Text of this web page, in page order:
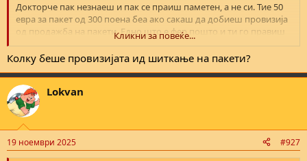
Докторче пак незнаеш и пак се праиш паметен, а не си. Тие 50
евра за пакет од 300 поена беа ако сакаш да добиеш провизија
од продажба на пакети. Едно што е фер пошто и ти го правиш
истото што им го шиткаш на другите, второ за да ги вратиш тие
300 треба да донесеш промет што е и поентата на истите. Тие 50
евра јас не ги плаќав затоа што на продавав пакети па немав
заработки од тоа, да продавав, ќе го купев. Неможе да шиткаш
пакети а да не купиш ти, прилично фер.
Кликни за повеќе...
Колку беше провизијата ид шиткање на пакети?
Lokvan
19 ноември 2025 #927